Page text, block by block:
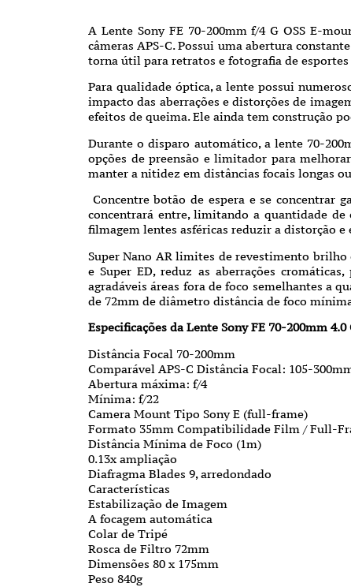
A Lente Sony FE 70-200mm f/4 G OSS E-
câmeras APS-C. Possui uma abertura
torna útil para retratos e fotografia de
Para qualidade óptica, a lente possui
impacto das aberrações e distorções de
efeitos de queima. Ele ainda tem construção
Durante o disparo automático, a lente 70-
opções de preensão e limitador para
manter a nitidez em distâncias focais longas
Concentre botão de espera e se concentrar
concentrará entre, limitando a quantidade
filmagem lentes asféricas reduzir a distorção e
Super Nano AR limites de revestimento
e Super ED, reduz as aberrações
agradáveis áreas fora de foco semelhantes a
de 72mm de diâmetro distância de foco
Especificações da Lente Sony FE 70-200mm 4.0
Distância Focal 70-200mm
Comparável APS-C Distância Focal: 105-
Abertura máxima: f/4
Mínima: f/22
Camera Mount Tipo Sony E (full-frame)
Formato 35mm Compatibilidade Film / Full-
Distância Mínima de Foco (1m)
0.13x ampliação
Diafragma Blades 9, arredondado
Características
Estabilização de Imagem
A focagem automática
Colar de Tripé
Rosca de Filtro 72mm
Dimensões 80 x 175mm
Peso 840g